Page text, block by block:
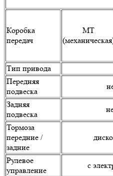
Коробка
передач
MT
Тип привода
Передняя
подвеска
Задняя
подвеска
Тормоза
передние /
задние
Рулевое
управление
с